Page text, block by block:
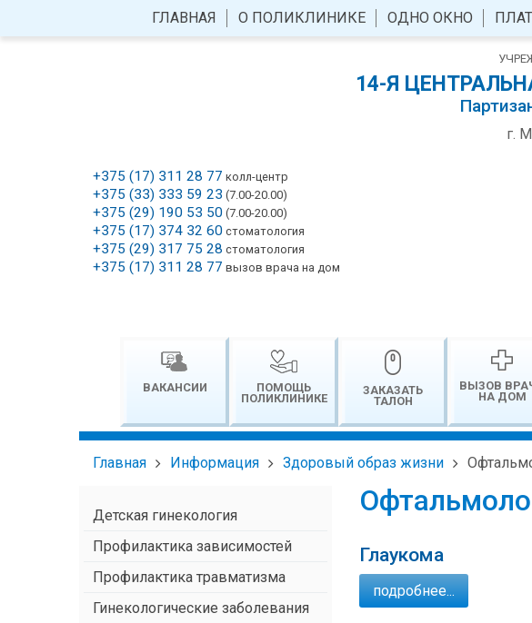
ГЛАВНАЯ О ПОЛИКЛИНИКЕ ОДНО ОКНО
14-Я
г.
+375 (17) 311 28 77 колл-центр
+375 (33) 333 59 23 (7.00-20.00)
+375 (29) 190 53 50 (7.00-20.00)
+375 (17) 374 32 60 стоматология
+375 (29) 317 75 28 стоматология
+375 (17) 311 28 77 вызов врача на дом
ВАКАНСИИ
ПОМОЩЬ
ПОЛИКЛИНИКЕ
ЗАКАЗАТЬ
ТАЛОН
ВЫЗОВ
НА ДОМ
Главная Информация Здоровый образ жизни
Глаукома
подробнее...
Детская гинекология
Профилактика зависимостей
Профилактика травматизма
Гинекологические заболевания